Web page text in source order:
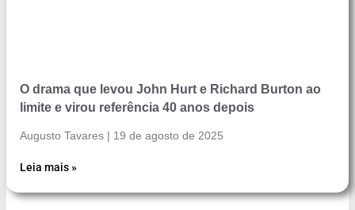
O drama que levou John Hurt e Richard Burton ao
limite e virou referência 40 anos depois
Augusto Tavares 19 de agosto de 2025
Leia mais »